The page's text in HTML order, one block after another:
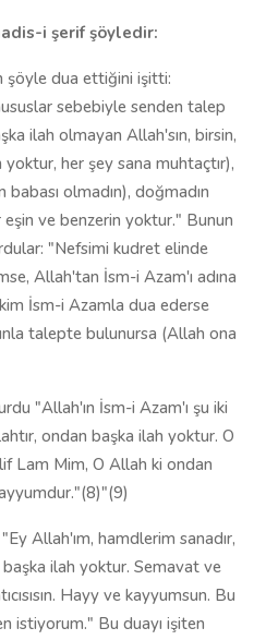
i şerif şöyledir:
şöyle dua ettiğini işitti:
sebebiyle senden talep
ilah olmayan Allah'sın, birsin,
her şey sana muhtaçtır),
olmadın), doğmadın
ve benzerin yoktur." Bunun
"Nefsimi kudret elinde
Allah'tan İsm-i Azam'ı adına
İsm-i Azamla dua ederse
talepte bulunursa (Allah ona
"Allah'ın İsm-i Azam'ı şu iki
ondan başka ilah yoktur. O
Lam Mim, O Allah ki ondan
Allah'ım, hamdlerim sanadır,
ilah yoktur. Semavat ve
Hayy ve kayyumsun. Bu
istiyorum." Bu duayı işiten